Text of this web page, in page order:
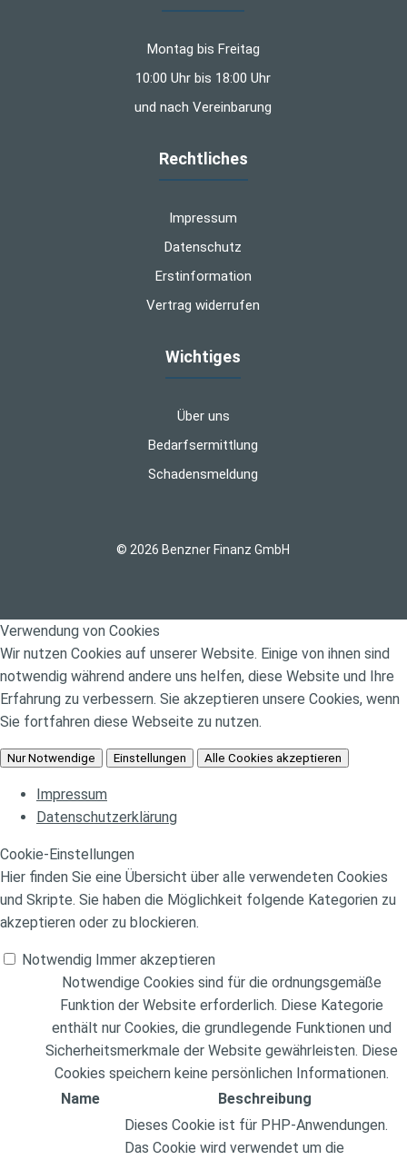
Montag bis Freitag
10:00 Uhr bis 18:00 Uhr
und nach Vereinbarung
Rechtliches
Impressum
Datenschutz
Erstinformation
Vertrag widerrufen
Wichtiges
Über uns
Bedarfsermittlung
Schadensmeldung
© 2026 Benzner Finanz GmbH
Verwendung von Cookies
Wir nutzen Cookies auf unserer Website. Einige von ihnen sind
notwendig während andere uns helfen, diese Website und Ihre
Erfahrung zu verbessern. Sie akzeptieren unsere Cookies, wenn
Sie fortfahren diese Webseite zu nutzen.
Nur Notwendige Einstellungen Alle Cookies akzeptieren
Impressum
Datenschutzerklärung
Cookie-Einstellungen
Hier finden Sie eine Übersicht über alle verwendeten Cookies
und Skripte. Sie haben die Möglichkeit folgende Kategorien zu
akzeptieren oder zu blockieren.
Notwendig Immer akzeptieren
Notwendige Cookies sind für die ordnungsgemäße
Funktion der Website erforderlich. Diese Kategorie
enthält nur Cookies, die grundlegende Funktionen und
Sicherheitsmerkmale der Website gewährleisten. Diese
Cookies speichern keine persönlichen Informationen.
Name
Beschreibung
Dieses Cookie ist für PHP-Anwendungen.
Das Cookie wird verwendet um die